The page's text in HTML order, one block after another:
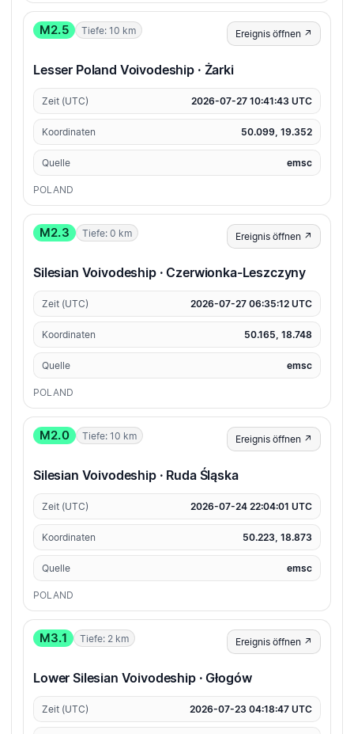
M2.5 Tiefe: 10 km Ereignis öffnen ↗
Lesser Poland Voivodeship · Żarki
Zeit (UTC) 2026-07-27 10:41:43 UTC
Koordinaten 50.099, 19.352
Quelle emsc
POLAND
M2.3 Tiefe: 0 km Ereignis öffnen ↗
Silesian Voivodeship · Czerwionka-Leszczyny
Zeit (UTC) 2026-07-27 06:35:12 UTC
Koordinaten 50.165, 18.748
Quelle emsc
POLAND
M2.0 Tiefe: 10 km Ereignis öffnen ↗
Silesian Voivodeship · Ruda Śląska
Zeit (UTC) 2026-07-24 22:04:01 UTC
Koordinaten 50.223, 18.873
Quelle emsc
POLAND
M3.1 Tiefe: 2 km Ereignis öffnen ↗
Lower Silesian Voivodeship · Głogów
Zeit (UTC) 2026-07-23 04:18:47 UTC